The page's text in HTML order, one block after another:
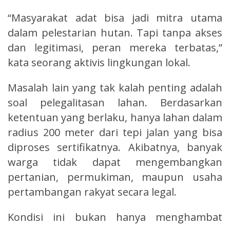
“Masyarakat adat bisa jadi mitra utama
dalam pelestarian hutan. Tapi tanpa akses
dan legitimasi, peran mereka terbatas,”
kata seorang aktivis lingkungan lokal.
Masalah lain yang tak kalah penting adalah
soal pelegalitasan lahan. Berdasarkan
ketentuan yang berlaku, hanya lahan dalam
radius 200 meter dari tepi jalan yang bisa
diproses sertifikatnya. Akibatnya, banyak
warga tidak dapat mengembangkan
pertanian, permukiman, maupun usaha
pertambangan rakyat secara legal.
Kondisi ini bukan hanya menghambat